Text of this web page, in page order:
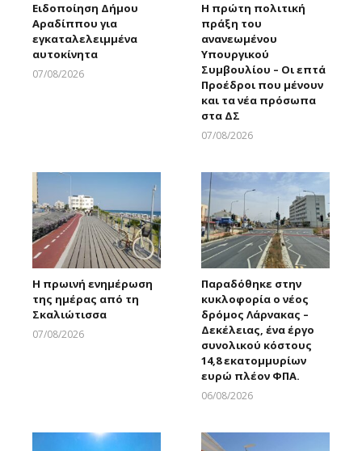
Ειδοποίηση Δήμου
Αραδίππου για
εγκαταλελειμμένα
αυτοκίνητα
07/08/2026
Η πρώτη πολιτική
πράξη του
ανανεωμένου
Υπουργικού
Συμβουλίου – Οι επτά
Προέδροι που μένουν
και τα νέα πρόσωπα
στα ΔΣ
07/08/2026
Η πρωινή ενημέρωση
της ημέρας από τη
Σκαλιώτισσα
07/08/2026
Παραδόθηκε στην
κυκλοφορία ο νέος
δρόμος Λάρνακας –
Δεκέλειας, ένα έργο
συνολικού κόστους
14,8 εκατομμυρίων
ευρώ πλέον ΦΠΑ.
06/08/2026